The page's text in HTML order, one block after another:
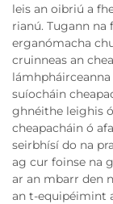
leis an oibriú a
rianú. Tugann
erganómacha
cruinneas an
suíocháin
ghnéithe leighis
cheapacháin ó
seirbhísí do na
ag cur foinse na
ar an mbarr den
an t-equipéimint